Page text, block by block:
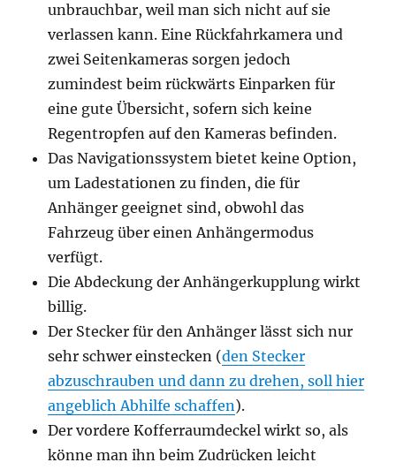
unbrauchbar, weil man sich nicht auf sie
verlassen kann. Eine Rückfahrkamera und
zwei Seitenkameras sorgen jedoch
zumindest beim rückwärts Einparken für
eine gute Übersicht, sofern sich keine
Regentropfen auf den Kameras befinden.
Das Navigationssystem bietet keine Option,
um Ladestationen zu finden, die für
Anhänger geeignet sind, obwohl das
Fahrzeug über einen Anhängermodus
verfügt.
Die Abdeckung der Anhängerkupplung wirkt
billig.
Der Stecker für den Anhänger lässt sich nur
sehr schwer einstecken (den Stecker
abzuschrauben und dann zu drehen, soll hier
angeblich Abhilfe schaffen).
Der vordere Kofferraumdeckel wirkt so, als
könne man ihn beim Zudrücken leicht